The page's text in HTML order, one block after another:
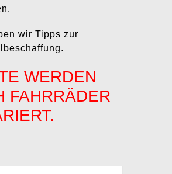
wir Tipps zur
WERDEN
FAHRRÄDER